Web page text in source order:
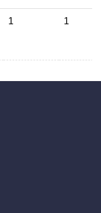
1 1